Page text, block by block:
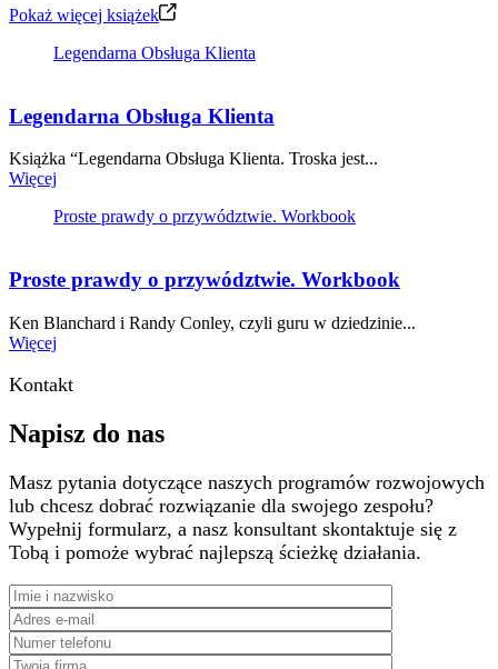
Pokaż więcej książek
Legendarna Obsługa Klienta
Legendarna Obsługa Klienta
Książka “Legendarna Obsługa Klienta. Troska jest...
Więcej
Proste prawdy o przywództwie. Workbook
Proste prawdy o przywództwie. Workbook
Ken Blanchard i Randy Conley, czyli guru w dziedzinie...
Więcej
Kontakt
Napisz do nas
Masz pytania dotyczące naszych programów rozwojowych
lub chcesz dobrać rozwiązanie dla swojego zespołu?
Wypełnij formularz, a nasz konsultant skontaktuje się z
Tobą i pomoże wybrać najlepszą ścieżkę działania.